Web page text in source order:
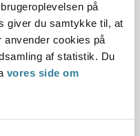
på
giver du samtykke til, at
cookies på
af statistik. Du
vores side om
i